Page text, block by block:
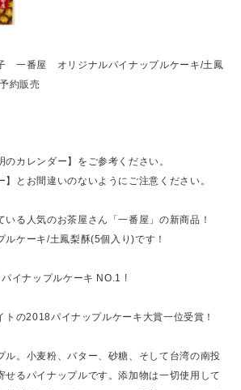
番屋 オリジナルパイナップルケーキ/土鳳
約販売
カレンダー】をご参考ください。
とお間違いのないようにご注意ください。
いる人気のお茶屋さん「一番屋」の新商品！
ルケーキ/土鳳梨酥(5個入り)です！
イナップルケーキ NO.1 !
トの2018パイナップルケーキ大賞一位受賞！
ル。小麦粉、バター、砂糖、そして台湾の南投
せるパイナップルです。添加物は一切使用して